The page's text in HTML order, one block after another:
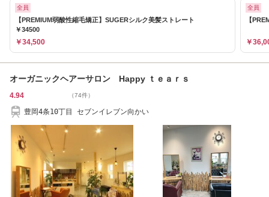
全員
【PREMIUM弱酸性縮毛矯正】SUGERシルク美髪ストレート
￥34500
￥34,500
全員
【
￥
オーガニックヘアーサロン Happy ｔｅａｒｓ
4.94 （74件）
豊岡4条10丁目 セブンイレブン向かい